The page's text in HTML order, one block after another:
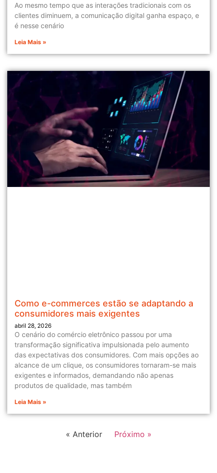
Ao mesmo tempo que as interações tradicionais com os
clientes diminuem, a comunicação digital ganha espaço, e
é nesse cenário
Leia Mais »
Como e-commerces estão se adaptando a
consumidores mais exigentes
abril 28, 2026
O cenário do comércio eletrônico passou por uma
transformação significativa impulsionada pelo aumento
das expectativas dos consumidores. Com mais opções ao
alcance de um clique, os consumidores tornaram-se mais
exigentes e informados, demandando não apenas
produtos de qualidade, mas também
Leia Mais »
« Anterior Próximo »